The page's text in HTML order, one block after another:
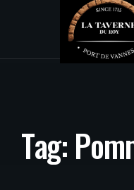
Tag: Pom